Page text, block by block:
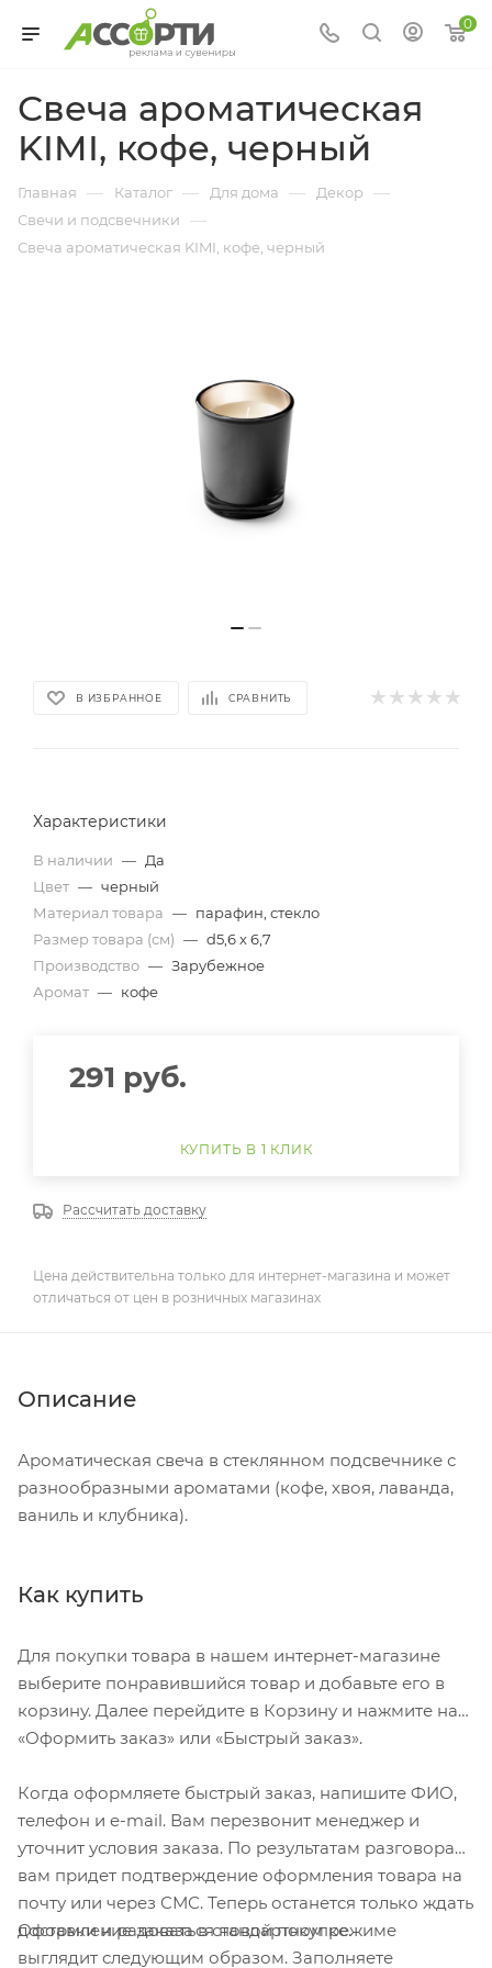
0
Свеча ароматическая
KIMI, кофе, черный
Главная — Каталог — Для дома — Декор —
Свечи и подсвечники —
Свеча ароматическая KIMI, кофе, черный
В ИЗБРАННОЕ СРАВНИТЬ
Характеристики
В наличии — Да
Цвет — черный
Материал товара — парафин, стекло
Размер товара (см) — d5,6 х 6,7
Производство — Зарубежное
Аромат — кофе
291 руб.
КУПИТЬ В 1 КЛИК
Рассчитать доставку
Цена действительна только для интернет-магазина и может
отличаться от цен в розничных магазинах
Описание
Ароматическая свеча в стеклянном подсвечнике с
разнообразными ароматами (кофе, хвоя, лаванда,
ваниль и клубника).
Как купить
Для покупки товара в нашем интернет-магазине
выберите понравившийся товар и добавьте его в
корзину. Далее перейдите в Корзину и нажмите на
«Оформить заказ» или «Быстрый заказ».
Когда оформляете быстрый заказ, напишите ФИО,
телефон и e-mail. Вам перезвонит менеджер и
уточнит условия заказа. По результатам разговора
вам придет подтверждение оформления товара на
почту или через СМС. Теперь останется только ждать
доставки и радоваться новой покупке.
Оформление заказа в стандартном режиме
выглядит следующим образом. Заполняете